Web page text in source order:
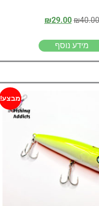
₪40.00
₪29.00
מידע נוסף
מבצע!